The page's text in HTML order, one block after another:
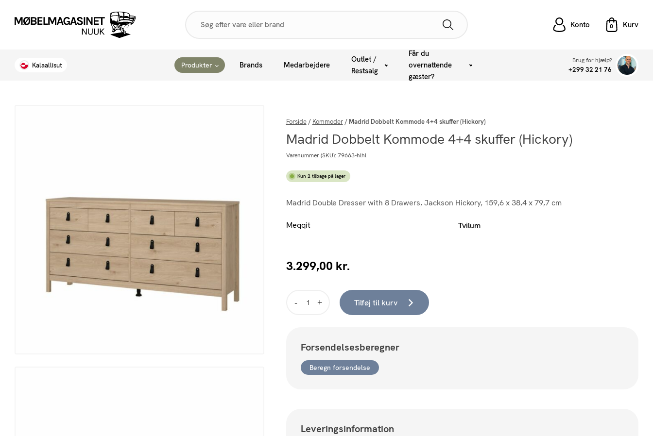
search
Konto
Kalaallisut Produkter Brands Medarbejdere
Outlet /
Restsalg
Får du
overnattende
gæster?
Brug for hjælp?
+299 32 21 76
Forside/ Kommoder/ Madrid Dobbelt Kommode 4+4 skuffer (Hickory)
Madrid Dobbelt Kommode 4+4 skuffer (Hickory)
Varenummer (SKU): 79663-hlhl
Kun 2 tilbage på lager
Madrid Double Dresser with 8 Drawers, Jackson Hickory, 159,6 x 38,4 x 79,7 cm
Meqqit Tvilum
3.299,00 kr.
skuffer
Tilføj til kurv
Forsendelsesberegner
Beregn forsendelse
Leveringsinformation